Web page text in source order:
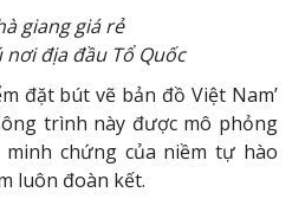
nơi địa đầu Tổ Quốc
đặt bút vẽ bản đồ Việt Nam’
trình này được mô phỏng
chứng của niềm tự hào
luôn đoàn kết.